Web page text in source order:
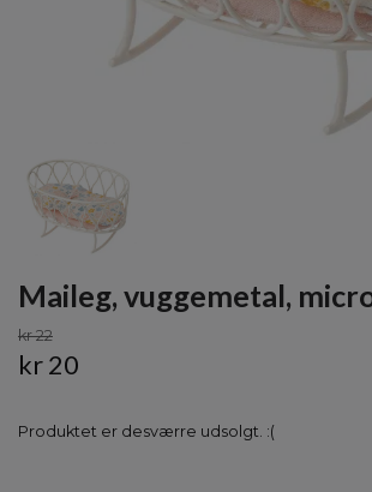
Maileg, vuggemetal,
kr 22
kr 20
Produktet er desværre udsolgt. :(